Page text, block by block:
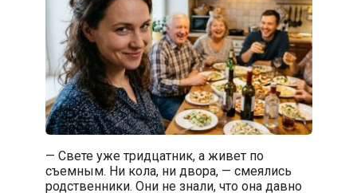
— Свете уже тридцатник, а живет по
съемным. Ни кола, ни двора, — смеялись
родственники. Они не знали, что она давно